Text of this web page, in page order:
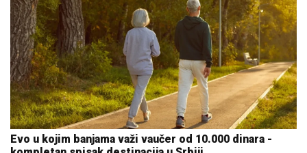
Evo u kojim banjama važi vaučer od 10.000 dinara -